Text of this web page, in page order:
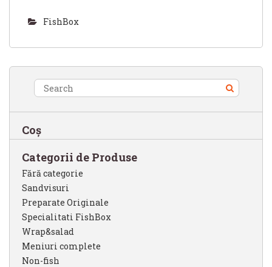
FishBox
Coș
Categorii de Produse
Fără categorie
Sandvisuri
Preparate Originale
Specialitati FishBox
Wrap&salad
Meniuri complete
Non-fish